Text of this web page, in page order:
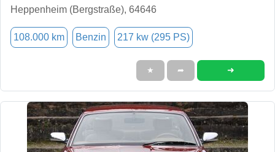
Heppenheim (Bergstraße), 64646
108.000 km Benzin 217 kw (295 PS)
★ ➦ ➜